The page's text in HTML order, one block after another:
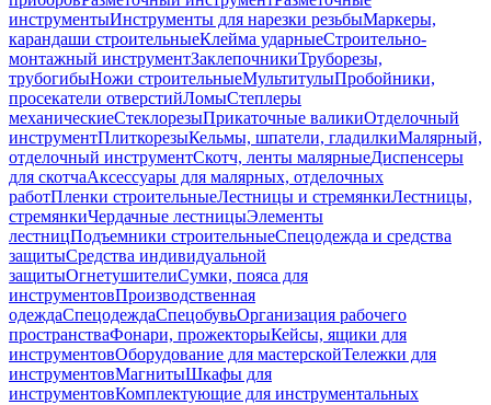
инструментыИнструменты для нарезки резьбыМаркеры,
карандаши строительныеКлейма ударныеСтроительно-
монтажный инструментЗаклепочникиТруборезы,
трубогибыНожи строительныеМультитулыПробойники,
просекатели отверстийЛомыСтеплеры
механическиеСтеклорезыПрикаточные валикиОтделочный
инструментПлиткорезыКельмы, шпатели, гладилкиМалярный,
отделочный инструментСкотч, ленты малярныеДиспенсеры
для скотчаАксессуары для малярных, отделочных
работПленки строительныеЛестницы и стремянкиЛестницы,
стремянкиЧердачные лестницыЭлементы
лестницПодъемники строительныеСпецодежда и средства
защитыСредства индивидуальной
защитыОгнетушителиСумки, пояса для
инструментовПроизводственная
одеждаСпецодеждаСпецобувьОрганизация рабочего
пространстваФонари, прожекторыКейсы, ящики для
инструментовОборудование для мастерскойТележки для
инструментовМагнитыШкафы для
инструментовКомплектующие для инструментальных